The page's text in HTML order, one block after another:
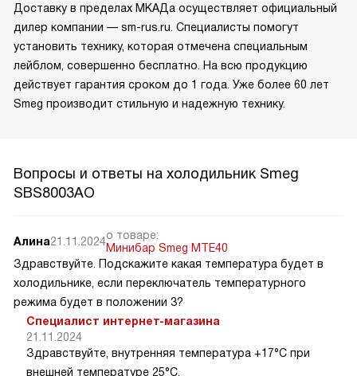
Доставку в пределах МКАДа осуществляет официальный
дилер компании — sm-rus.ru. Специалисты помогут
установить технику, которая отмечена специальным
лейблом, совершенно бесплатно. На всю продукцию
действует гарантия сроком до 1 года. Уже более 60 лет
Smeg производит стильную и надежную технику.
Вопросы и ответы на холодильник Smeg
SBS8003AO
Алина21.11.2024о товаре:
Минибар Smeg MTE40
Здравствуйте. Подскажите какая температура будет в
холодильнике, если переключатель температурного
режима будет в положении 3?
Специалист интернет-магазина
21.11.2024
Здравствуйте, внутренняя температура +17°C при
внешней температуре 25°C.